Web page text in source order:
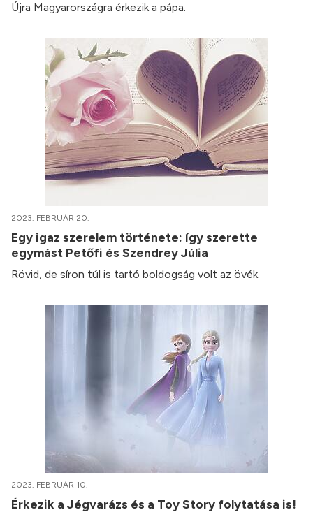
Újra Magyarországra érkezik a pápa.
2023. FEBRUÁR 20.
Egy igaz szerelem története: így szerette
egymást Petőfi és Szendrey Júlia
Rövid, de síron túl is tartó boldogság volt az övék.
2023. FEBRUÁR 10.
Érkezik a Jégvarázs és a Toy Story folytatása is!